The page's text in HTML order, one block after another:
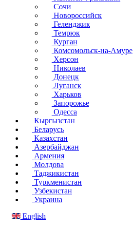
Сочи
Новороссийск
Геленджик
Темрюк
Курган
Комсомольск-на-Амуре
Херсон
Николаев
Донецк
Луганск
Харьков
Запорожье
Одесса
Кыргызстан
Беларусь
Казахстан
Азербайджан
Армения
Молдова
Таджикистан
Туркменистан
Узбекистан
Украина
English